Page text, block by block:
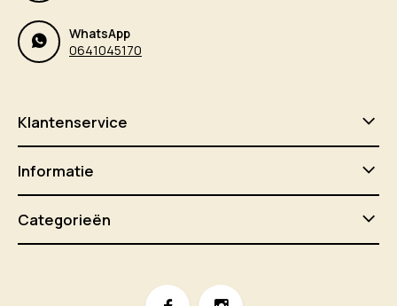
WhatsApp
0641045170
Klantenservice
Informatie
Categorieën